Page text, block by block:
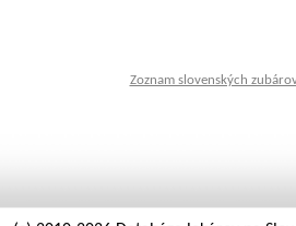
Zoznam slovenských